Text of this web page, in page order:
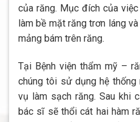
của răng. Mục đích của
làm bề mặt răng trơn láng
mảng bám trên răng.
Tại Bệnh viện thẩm mỹ –
chúng tôi sử dụng hệ
vụ làm sạch răng. Sau khi
bác sĩ sẽ thổi cát hai hàm